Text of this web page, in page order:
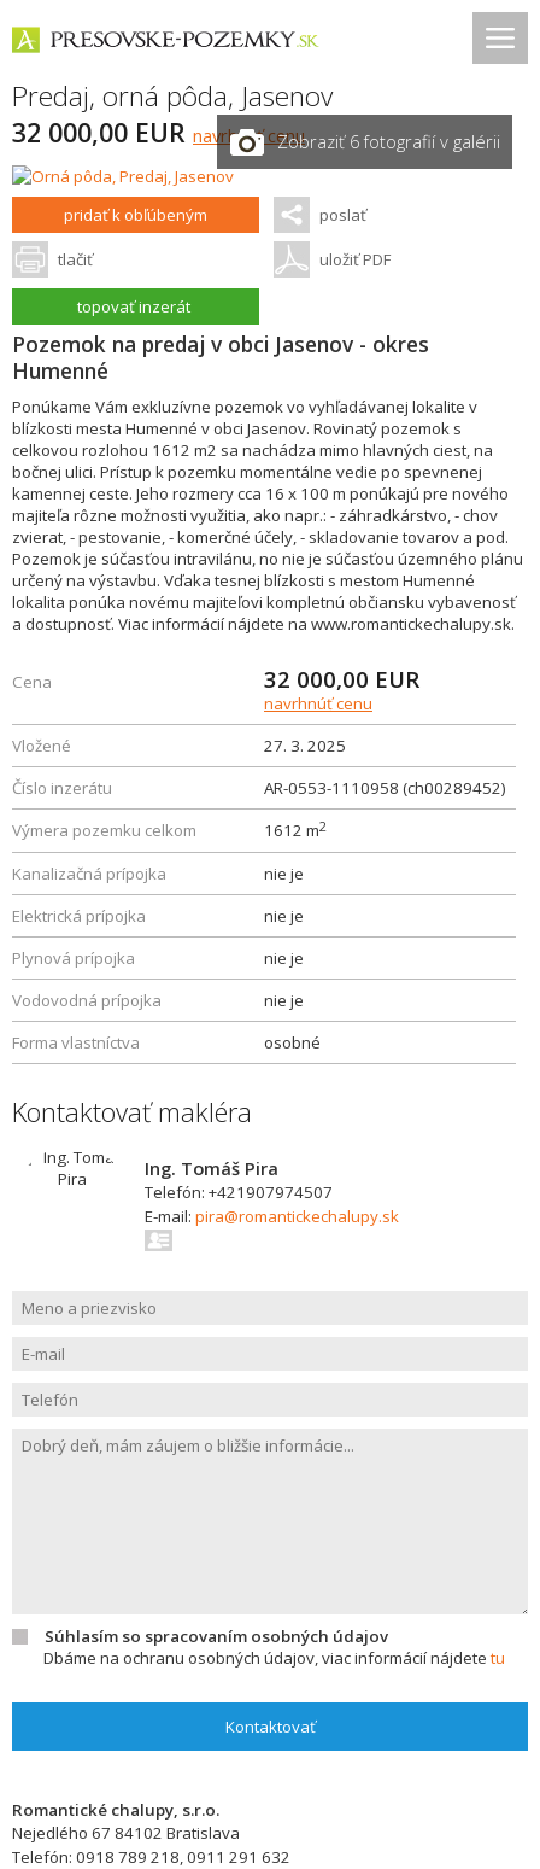
Predaj, orná pôda, Jasenov
32 000,00 EUR navrhnúť cenuZobraziť 6 fotografií v galérii
pridať k obľúbeným poslať
tlačiť uložiť PDF
topovať inzerát
Pozemok na predaj v obci Jasenov - okres
Humenné
Ponúkame Vám exkluzívne pozemok vo vyhľadávanej lokalite v
blízkosti mesta Humenné v obci Jasenov. Rovinatý pozemok s
celkovou rozlohou 1612 m2 sa nachádza mimo hlavných ciest, na
bočnej ulici. Prístup k pozemku momentálne vedie po spevnenej
kamennej ceste. Jeho rozmery cca 16 x 100 m ponúkajú pre nového
majiteľa rôzne možnosti využitia, ako napr.: - záhradkárstvo, - chov
zvierat, - pestovanie, - komerčné účely, - skladovanie tovarov a pod.
Pozemok je súčasťou intravilánu, no nie je súčasťou územného plánu
určený na výstavbu. Vďaka tesnej blízkosti s mestom Humenné
lokalita ponúka novému majiteľovi kompletnú občiansku vybavenosť
a dostupnosť. Viac informácií nájdete na www.romantickechalupy.sk.
Cena 32 000,00 EUR
navrhnúť cenu
Vložené
27. 3. 2025
Číslo inzerátu
AR-0553-1110958 (ch00289452)
Výmera pozemku celkom
1612 m2
Kanalizačná prípojka
nie je
Elektrická prípojka
nie je
Plynová prípojka
nie je
Vodovodná prípojka
nie je
Forma vlastníctva
osobné
Kontaktovať makléra
Ing. Tomáš Pira
Telefón: +421907974507
E-mail: pira@romantickechalupy.sk
Súhlasím so spracovaním osobných údajov
Dbáme na ochranu osobných údajov, viac informácií nájdete tu
Kontaktovať
Romantické chalupy, s.r.o.
Nejedlého 67 84102 Bratislava
Telefón: 0918 789 218, 0911 291 632